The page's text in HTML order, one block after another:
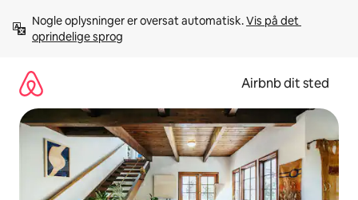
videre
Nogle oplysninger er oversat automatisk. Vis på det
oprindelige sprog
Airbnb dit sted